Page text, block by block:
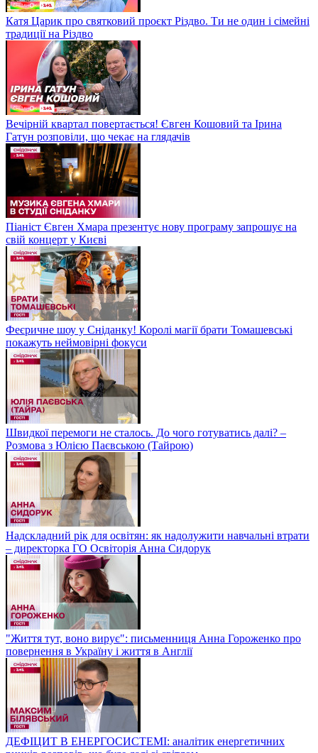
Катя Царик про святковий проєкт Різдво. Ти не один і сімейні
традиції на Різдво
Вечірній квартал повертається! Євген Кошовий та Ірина
Гатун розповіли, що чекає на глядачів
Піаніст Євген Хмара презентує нову програму запрошує на
свій концерт у Києві
Феєричне шоу у Сніданку! Королі магії брати Томашевські
покажуть неймовірні фокуси
Швидкої перемоги не сталось. До чого готуватись далі? –
Розмова з Юлією Паєвською (Тайрою)
Надскладний рік для освітян: як надолужити навчальні втрати
– директорка ГО Освіторія Анна Сидорук
"Життя тут, воно вирує": письменниця Анна Гороженко про
повернення в Україну і життя в Англії
ДЕФІЦИТ В ЕНЕРГОСИСТЕМІ: аналітик енергетичних